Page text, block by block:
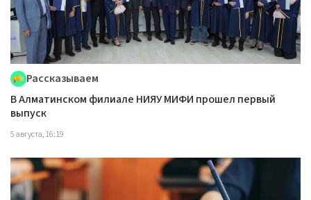
Рассказываем
В Алматинском филиале НИЯУ МИФИ прошел первый
выпуск
5 августа, 16:19